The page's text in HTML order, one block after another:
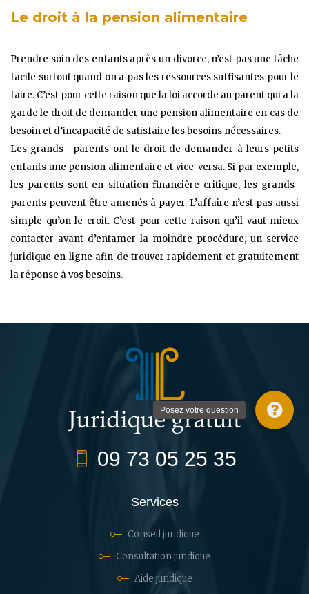
Le droit à la pension alimentaire
Prendre soin des enfants après un divorce, n’est pas une tâche
facile surtout quand on a pas les ressources suffisantes pour le
faire. C’est pour cette raison que la loi accorde au parent qui a la
garde le droit de demander une pension alimentaire en cas de
besoin et d’incapacité de satisfaire les besoins nécessaires.
Les grands –parents ont le droit de demander à leurs petits
enfants une pension alimentaire et vice-versa. Si par exemple,
les parents sont en situation financière critique, les grands-
parents peuvent être amenés à payer. L’affaire n’est pas aussi
simple qu’on le croit. C’est pour cette raison qu’il vaut mieux
contacter avant d’entamer la moindre procédure, un service
juridique en ligne afin de trouver rapidement et gratuitement
la réponse à vos besoins.
09 73 05 25 35
Services
Conseil juridique
Consultation juridique
Aide juridique
Posez votre question